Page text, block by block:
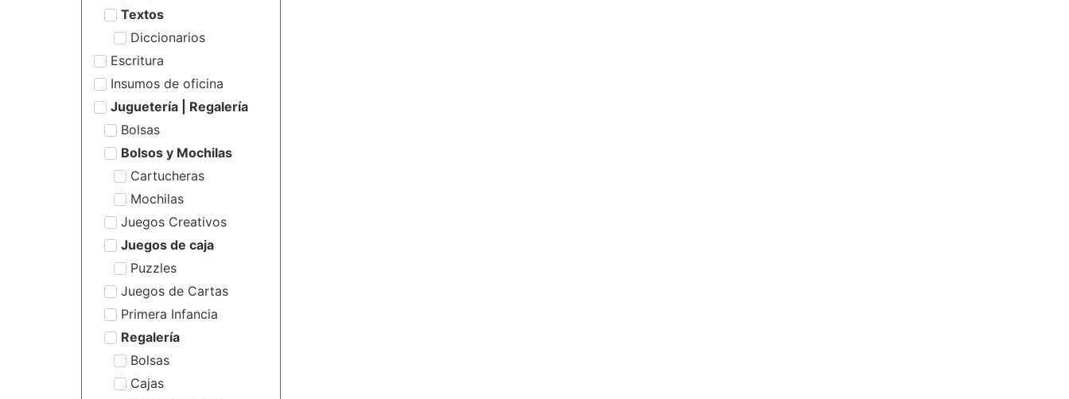
Textos
Diccionarios
Escritura
Insumos de oficina
Juguetería | Regalería
Bolsas
Bolsos y Mochilas
Cartucheras
Mochilas
Juegos Creativos
Juegos de caja
Puzzles
Juegos de Cartas
Primera Infancia
Regalería
Bolsas
Cajas